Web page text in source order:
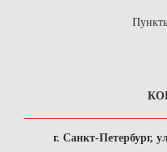
г. Санкт-Петербург,